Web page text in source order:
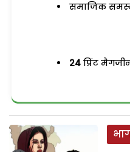
समाजिक
24 प्रिंट